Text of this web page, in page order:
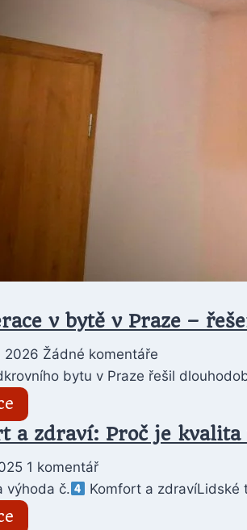
v bytě v Praze –
2026 Žádné komentáře
bytu v Praze řešil
a zdraví: Proč je
1 komentář
výhoda č.
Komfort a zdravíLidské